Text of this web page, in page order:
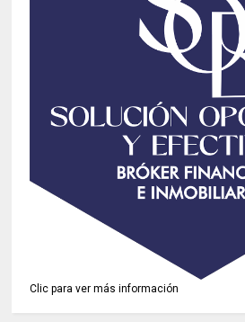
Clic para ver más información